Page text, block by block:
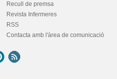
Recull de premsa
Revista Infermeres
RSS
Contacta amb l'àrea de comunicació